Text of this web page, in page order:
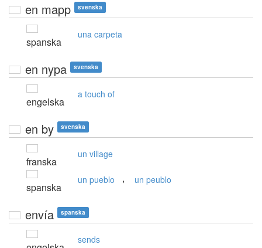
en mapp svenska
spanska
una carpeta
en nypa svenska
engelska
a touch of
en by svenska
franska
un village
spanska
un pueblo , un peublo
envía spanska
sends